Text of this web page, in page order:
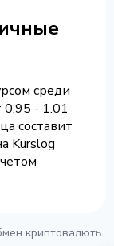
среди
- 1.01
составит
Kurslog
криптовалюты